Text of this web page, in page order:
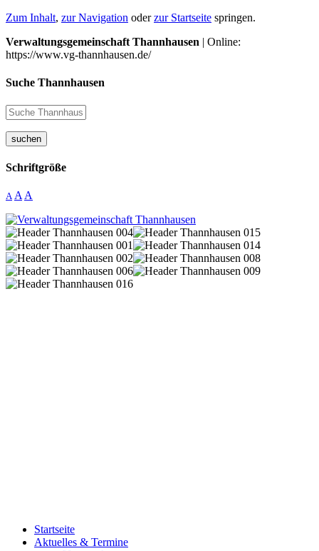
Zum Inhalt, zur Navigation oderzur Startseite springen.
Verwaltungsgemeinschaft Thannhausen | Online:
https://www.vg-thannhausen.de/
Suche Thannhausen
suchen
Schriftgröße
A A A
Startseite
Aktuelles & Termine